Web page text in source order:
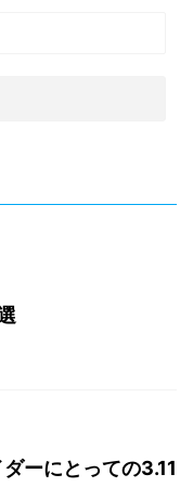
ーにとっての3.11